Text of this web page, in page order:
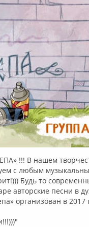
!!! В нашем
с любым
Будь то
авторские песни в
организован в